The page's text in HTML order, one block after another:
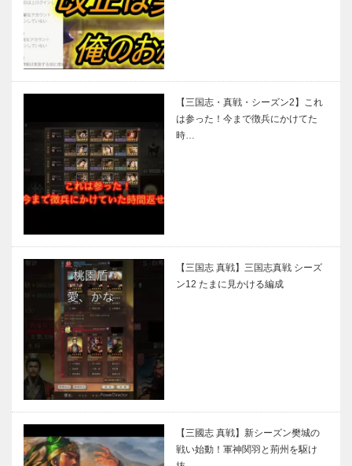
【三国志・真戦・シーズン2】これ
は参った！今まで徴兵にかけてた
時…
【三国志 真戦】三国志真戦 シーズ
ン12 たまに見かける編成
【三國志 真戦】新シーズン樊城の
戦い始動！軍神関羽と荊州を駆け